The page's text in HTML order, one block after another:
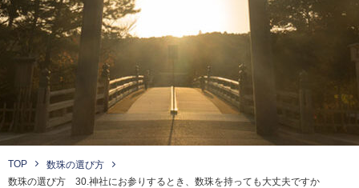
TOP
数珠の選び方
数珠の選び方 30.神社にお参りするとき、数珠を持っても大丈夫ですか